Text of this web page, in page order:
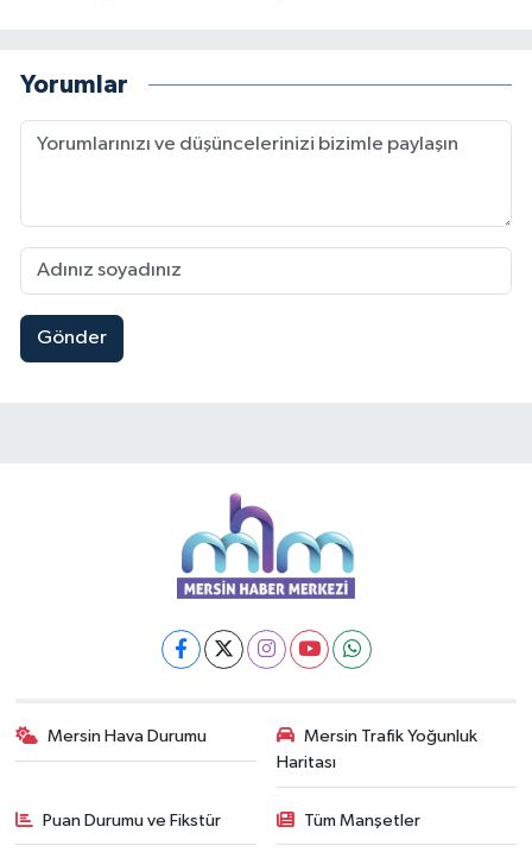
Yorumlar
Gönder
Mersin Hava Durumu
Mersin Trafik Yoğunluk
Haritası
Puan Durumu ve Fikstür Tüm Manşetler